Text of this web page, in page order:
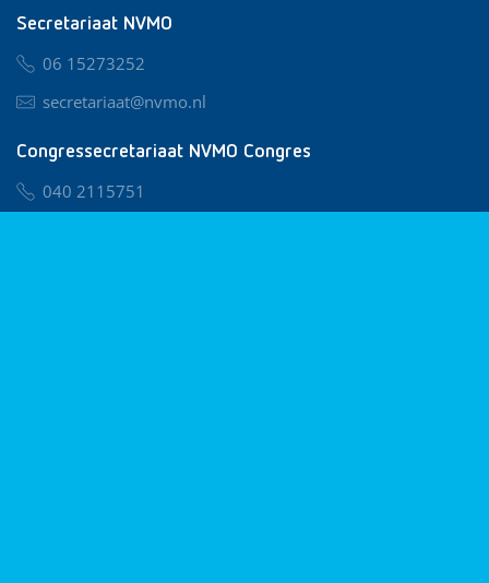
Secretariaat NVMO
06 15273252
secretariaat@nvmo.nl
Congressecretariaat NVMO Congres
040 2115751